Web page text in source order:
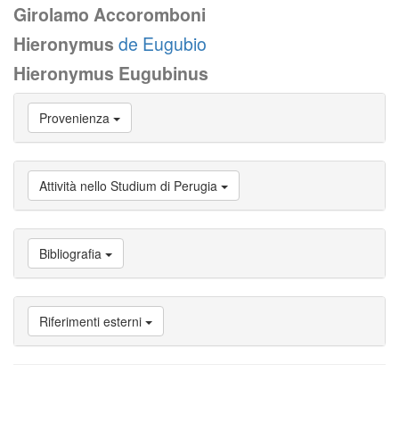
Girolamo Accoromboni
Hieronymus de Eugubio
Hieronymus Eugubinus
Vai
Biografia
Provenienza
Vai
a
Carriera
studente
Vai
a
Attività
nello
Studium
Provenienza
Attività nello Studium di Perugia
Bibliografia
Riferimenti esterni